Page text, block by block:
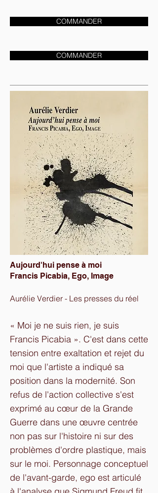
COMMANDER
COMMANDER
Aujourd'hui pense à moi
Francis Picabia, Ego, Image
Aurélie Verdier - Les presses du réel
« Moi je ne suis rien, je suis
Francis Picabia ». C'est dans cette
tension entre exaltation et rejet du
moi que l'artiste a indiqué sa
position dans la modernité. Son
refus de l'action collective s'est
exprimé au cœur de la Grande
Guerre dans une œuvre centrée
non pas sur l'histoire ni sur des
problèmes d'ordre plastique, mais
sur le moi. Personnage conceptuel
de l'avant-garde, ego est articulé